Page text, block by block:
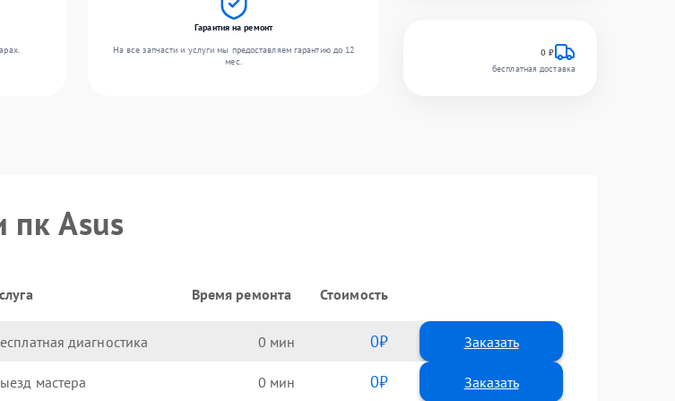
Гарантия на ремонт
На все запчасти и услуги мы предоставляем гарантию до 12
мес.
0 ₽
бесплатная доставка
пк Asus
Время ремонта Стоимость
диагностика 0 0 Заказать
мастера 0 0
Заказать